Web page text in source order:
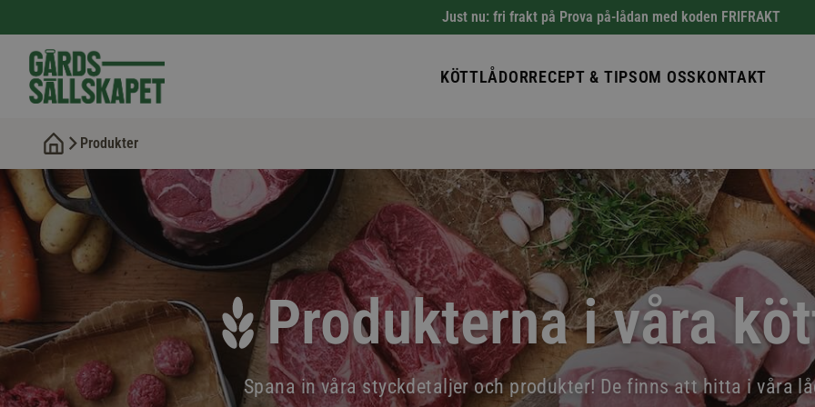
Just nu: fri frakt på Prova på-lådan med koden FRIFRAKT
KÖTTLÅDORRECEPT & TIPSOM OSSKONTAKT
Produkter
Produkterna i våra
Spana in våra styckdetaljer och produkter! De finns att hitta i våra